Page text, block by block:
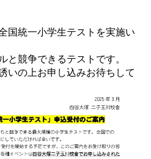
国統一小学生テストを実施い
と競争できるテストです。
いの上お申し込みお待ちして